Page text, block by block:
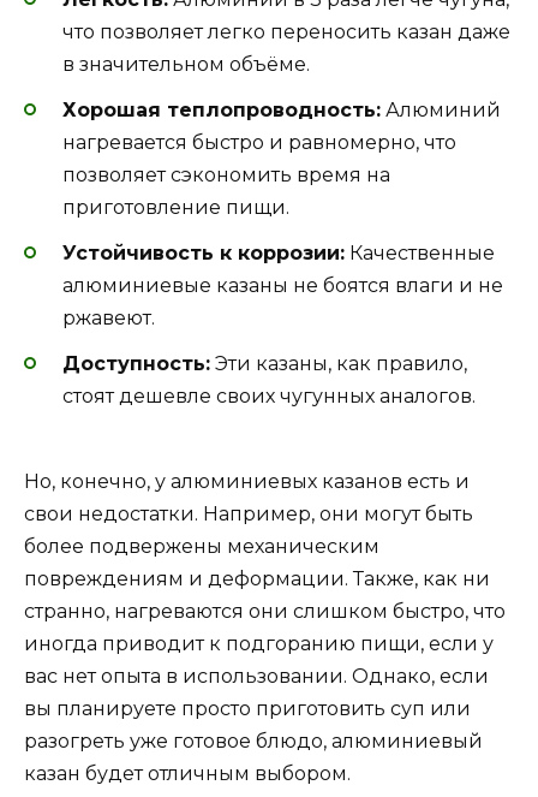
что позволяет легко переносить казан даже
в значительном объёме.
Хорошая теплопроводность: Алюминий
нагревается быстро и равномерно, что
позволяет сэкономить время на
приготовление пищи.
Устойчивость к коррозии: Качественные
алюминиевые казаны не боятся влаги и не
ржавеют.
Доступность: Эти казаны, как правило,
стоят дешевле своих чугунных аналогов.
Но, конечно, у алюминиевых казанов есть и
свои недостатки. Например, они могут быть
более подвержены механическим
повреждениям и деформации. Также, как ни
странно, нагреваются они слишком быстро, что
иногда приводит к подгоранию пищи, если у
вас нет опыта в использовании. Однако, если
вы планируете просто приготовить суп или
разогреть уже готовое блюдо, алюминиевый
казан будет отличным выбором.